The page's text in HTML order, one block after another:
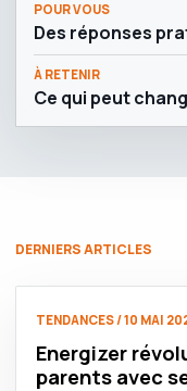
POUR VOUS
Des réponses
À RETENIR
Ce qui peut
DERNIERS ARTICLES
TENDANCES / 10 MAI
Energizer
parents avec